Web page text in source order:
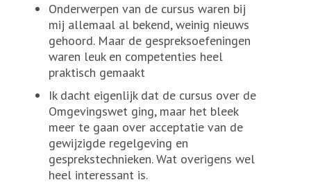
Onderwerpen van de cursus waren bij
mij allemaal al bekend, weinig nieuws
gehoord. Maar de gespreksoefeningen
waren leuk en competenties heel
praktisch gemaakt
Ik dacht eigenlijk dat de cursus over de
Omgevingswet ging, maar het bleek
meer te gaan over acceptatie van de
gewijzigde regelgeving en
gesprekstechnieken. Wat overigens wel
heel interessant is.